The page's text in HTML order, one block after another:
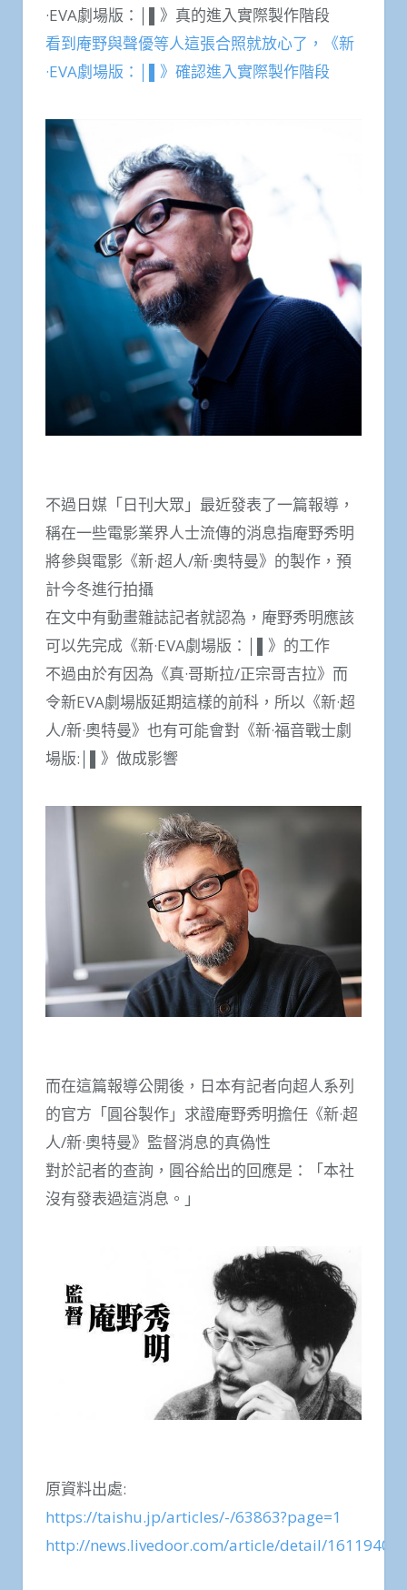
·EVA劇場版：│▌》真的進入實際製作階段
看到庵野與聲優等人這張合照就放心了，《新
·EVA劇場版：│▌》確認進入實際製作階段
不過日媒「日刊大眾」最近發表了一篇報導，
稱在一些電影業界人士流傳的消息指庵野秀明
將參與電影《新·超人/新·奧特曼》的製作，預
計今冬進行拍攝
在文中有動畫雜誌記者就認為，庵野秀明應該
可以先完成《新·EVA劇場版：│▌》的工作
不過由於有因為《真·哥斯拉/正宗哥吉拉》而
令新EVA劇場版延期這樣的前科，所以《新·超
人/新·奧特曼》也有可能會對《新·福音戰士劇
場版:│▌》做成影響
而在這篇報導公開後，日本有記者向超人系列
的官方「圓谷製作」求證庵野秀明擔任《新·超
人/新·奧特曼》監督消息的真偽性
對於記者的查詢，圓谷給出的回應是：「本社
沒有發表過這消息。」
原資料出處:
https://taishu.jp/articles/-/63863?page=1
http://news.livedoor.com/article/detail/16119402/